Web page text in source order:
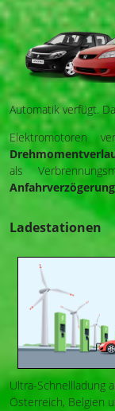
Automatik verfügt.
Elektromotoren
als
Ladestationen
Ultra-Schnellladung
Österreich, Belgien